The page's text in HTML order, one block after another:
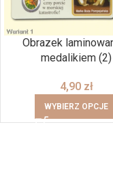
Obrazek
medalikiem (2)
4,90 zł
WYBIERZ OPCJE